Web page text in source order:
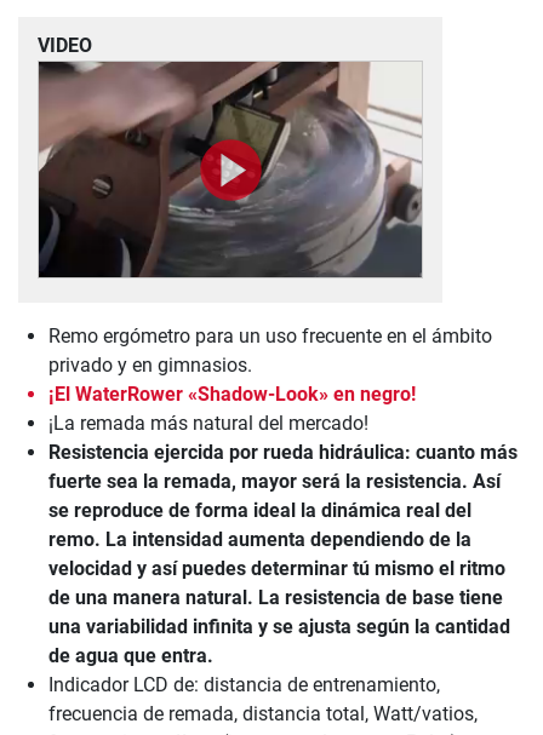
VIDEO
Remo ergómetro para un uso frecuente en el ámbito
privado y en gimnasios.
¡El WaterRower «Shadow-Look» en negro!
¡La remada más natural del mercado!
Resistencia ejercida por rueda hidráulica: cuanto más
fuerte sea la remada, mayor será la resistencia. Así
se reproduce de forma ideal la dinámica real del
remo. La intensidad aumenta dependiendo de la
velocidad y así puedes determinar tú mismo el ritmo
de una manera natural. La resistencia de base tiene
una variabilidad infinita y se ajusta según la cantidad
de agua que entra.
Indicador LCD de: distancia de entrenamiento,
frecuencia de remada, distancia total, Watt/vatios,